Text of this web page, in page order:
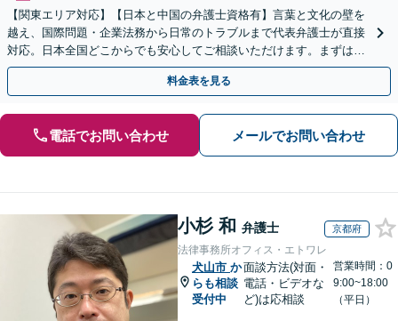
【関東エリア対応】【日本と中国の弁護士資格有】言葉と文化の壁を
越え、国際問題・企業法務から日常のトラブルまで代表弁護士が直接
対応。日本全国どこからでも安心してご相談いただけます。まずは一
歩を踏み出してみませんか。【初回相談無料】
料金表を見る
電話でお問い合わせ メールでお問い合わせ
小杉 和 弁護士 京都府
法律事務所オフィス・エトワレ
犬山市 か
らも相談
受付中
面談方法(対面・
電話・ビデオな
ど)は応相談
営業時間：0
9:00~18:00
（平日）